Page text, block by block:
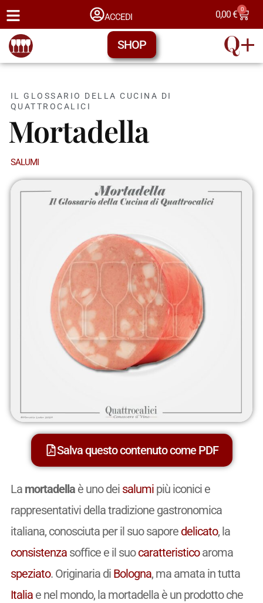
ACCEDI 0,00€ 0
SHOP
IL GLOSSARIO DELLA CUCINA DI
QUATTROCALICI
Mortadella
SALUMI
Salva questo contenuto come PDF
La mortadellaè uno dei salumipiù iconici e
rappresentativi della tradizione gastronomica
italiana, conosciuta per il suo sapore delicato, la
consistenzasoffice e il suocaratteristicoaroma
speziato. Originaria di Bologna, ma amata in tutta
Italiae nel mondo, la mortadella è un prodotto che